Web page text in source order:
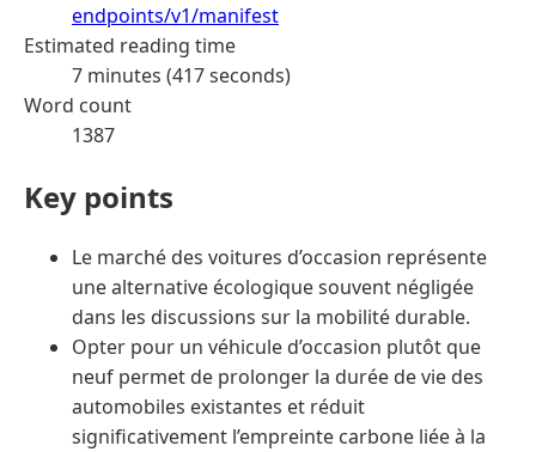
endpoints/v1/manifest
Estimated reading time
7 minutes (417 seconds)
Word count
1387
Key points
Le marché des voitures d’occasion représente
une alternative écologique souvent négligée
dans les discussions sur la mobilité durable.
Opter pour un véhicule d’occasion plutôt que
neuf permet de prolonger la durée de vie des
automobiles existantes et réduit
significativement l’empreinte carbone liée à la